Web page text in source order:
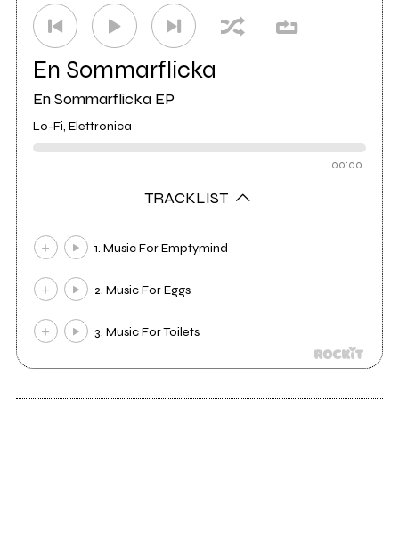
En Sommarflicka
En Sommarflicka EP
Lo-Fi, Elettronica
00:00
TRACKLIST
1. Music For Emptymind
2. Music For Eggs
3. Music For Toilets